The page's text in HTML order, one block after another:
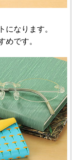
になります。
めです。